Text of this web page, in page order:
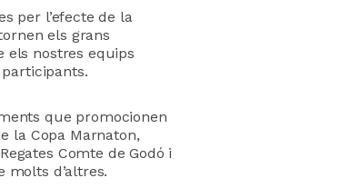
per l’efecte de la
els grans
els nostres equips
que promocionen
la Copa Marnaton,
Comte de Godó i
molts d’altres.